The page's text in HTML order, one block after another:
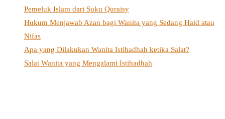
Pemeluk Islam dari Suku Quraisy
Hukum Menjawab Azan bagi Wanita yang Sedang Haid atau
Nifas
Apa yang Dilakukan Wanita Istihadhah ketika Salat?
Salat Wanita yang Mengalami Istihadhah